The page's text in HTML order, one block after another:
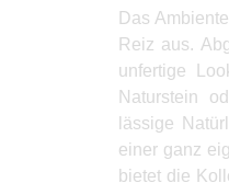
Das
Reiz aus.
unfertige
Naturstein
lässige
einer ganz
bietet die